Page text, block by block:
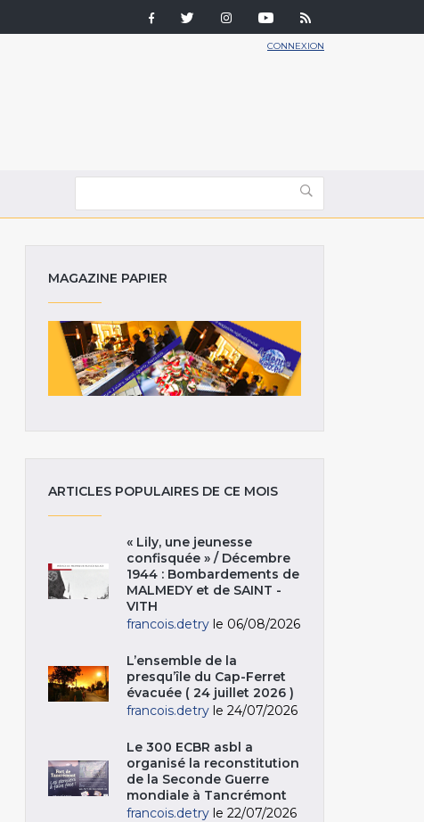
CONNEXION
MAGAZINE PAPIER
ARTICLES POPULAIRES DE CE MOIS
« Lily, une jeunesse
confisquée » / Décembre
1944 : Bombardements de
MALMEDY et de SAINT -
VITH
francois.detry le 06/08/2026
L’ensemble de la
presqu’île du Cap-Ferret
évacuée ( 24 juillet 2026 )
francois.detry le 24/07/2026
Le 300 ECBR asbl a
organisé la reconstitution
de la Seconde Guerre
mondiale à Tancrémont
francois.detry le 22/07/2026